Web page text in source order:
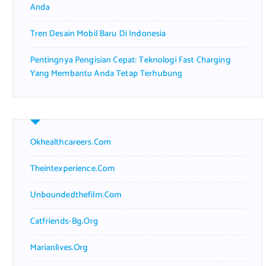
Anda
Tren Desain Mobil Baru Di Indonesia
Pentingnya Pengisian Cepat: Teknologi Fast Charging
Yang Membantu Anda Tetap Terhubung
Okhealthcareers.com
Theintexperience.com
Unboundedthefilm.com
Catfriends-Bg.org
Marianlives.org